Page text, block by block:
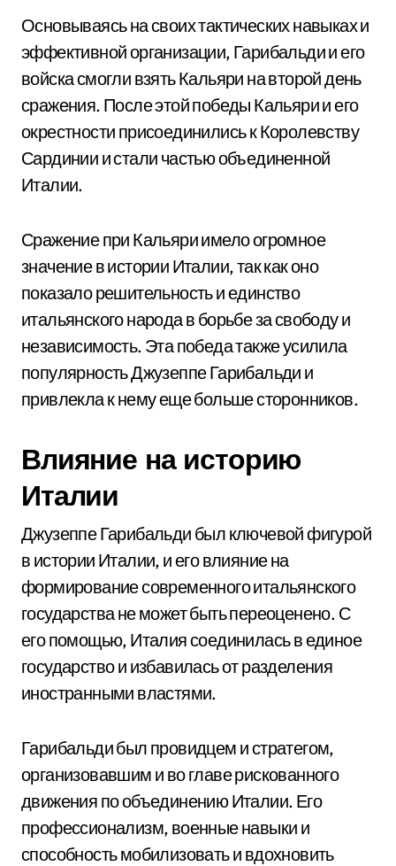
Основываясь на своих тактических навыках и
эффективной организации, Гарибальди и его
войска смогли взять Кальяри на второй день
сражения. После этой победы Кальяри и его
окрестности присоединились к Королевству
Сардинии и стали частью объединенной
Италии.
Сражение при Кальяри имело огромное
значение в истории Италии, так как оно
показало решительность и единство
итальянского народа в борьбе за свободу и
независимость. Эта победа также усилила
популярность Джузеппе Гарибальди и
привлекла к нему еще больше сторонников.
Влияние на историю
Италии
Джузеппе Гарибальди был ключевой фигурой
в истории Италии, и его влияние на
формирование современного итальянского
государства не может быть переоценено. С
его помощью, Италия соединилась в единое
государство и избавилась от разделения
иностранными властями.
Гарибальди был провидцем и стратегом,
организовавшим и во главе рискованного
движения по объединению Италии. Его
профессионализм, военные навыки и
способность мобилизовать и вдохновить